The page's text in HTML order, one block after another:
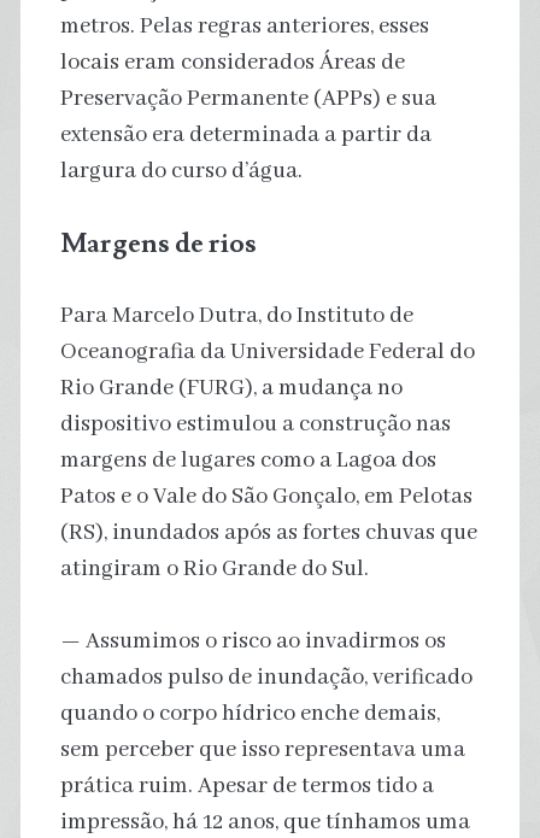
metros. Pelas regras anteriores, esses
locais eram considerados Áreas de
Preservação Permanente (APPs) e sua
extensão era determinada a partir da
largura do curso d’água.
Margens de rios
Para Marcelo Dutra, do Instituto de
Oceanografia da Universidade Federal do
Rio Grande (FURG), a mudança no
dispositivo estimulou a construção nas
margens de lugares como a Lagoa dos
Patos e o Vale do São Gonçalo, em Pelotas
(RS), inundados após as fortes chuvas que
atingiram o Rio Grande do Sul.
— Assumimos o risco ao invadirmos os
chamados pulso de inundação, verificado
quando o corpo hídrico enche demais,
sem perceber que isso representava uma
prática ruim. Apesar de termos tido a
impressão, há 12 anos, que tínhamos uma